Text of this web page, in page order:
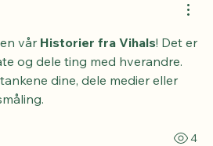
vår Historier fra Vihals! Det er
og dele ting med hverandre.
dine, dele medier eller
4